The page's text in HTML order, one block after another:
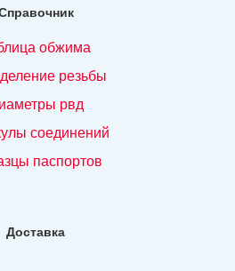
обжима
резьбы
рвд
соединений
паспортов
Доставка